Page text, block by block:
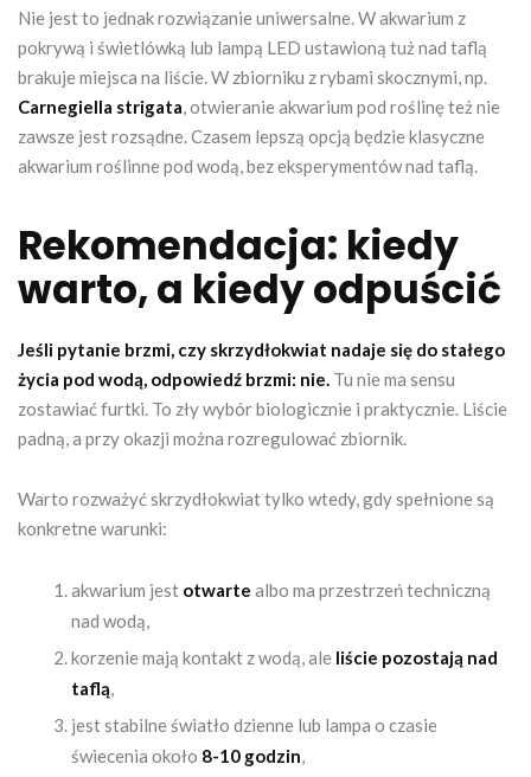
Nie jest to jednak rozwiązanie uniwersalne. W akwarium z
pokrywą i świetlówką lub lampą LED ustawioną tuż nad taflą
brakuje miejsca na liście. W zbiorniku z rybami skocznymi, np.
Carnegiella strigata, otwieranie akwarium pod roślinę też nie
zawsze jest rozsądne. Czasem lepszą opcją będzie klasyczne
akwarium roślinne pod wodą, bez eksperymentów nad taflą.
Rekomendacja: kiedy
warto, a kiedy odpuścić
Jeśli pytanie brzmi, czy skrzydłokwiat nadaje się do stałego
życia pod wodą, odpowiedź brzmi: nie. Tu nie ma sensu
zostawiać furtki. To zły wybór biologicznie i praktycznie. Liście
padną, a przy okazji można rozregulować zbiornik.
Warto rozważyć skrzydłokwiat tylko wtedy, gdy spełnione są
konkretne warunki:
akwarium jest otwarte albo ma przestrzeń techniczną
nad wodą,
korzenie mają kontakt z wodą, ale liście pozostają nad
taflą,
jest stabilne światło dzienne lub lampa o czasie
świecenia około 8-10 godzin,